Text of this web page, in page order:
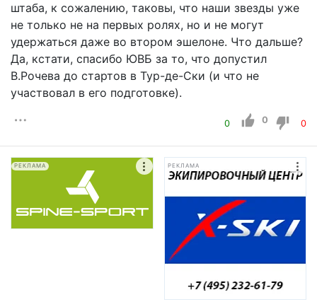
штаба, к сожалению, таковы, что наши звезды уже
не только не на первых ролях, но и не могут
удержаться даже во втором эшелоне. Что дальше?
Да, кстати, спасибо ЮВБ за то, что допустил
В.Рочева до стартов в Тур-де-Ски (и что не
участвовал в его подготовке).
0 0 0
РЕКЛАМА РЕКЛАМА